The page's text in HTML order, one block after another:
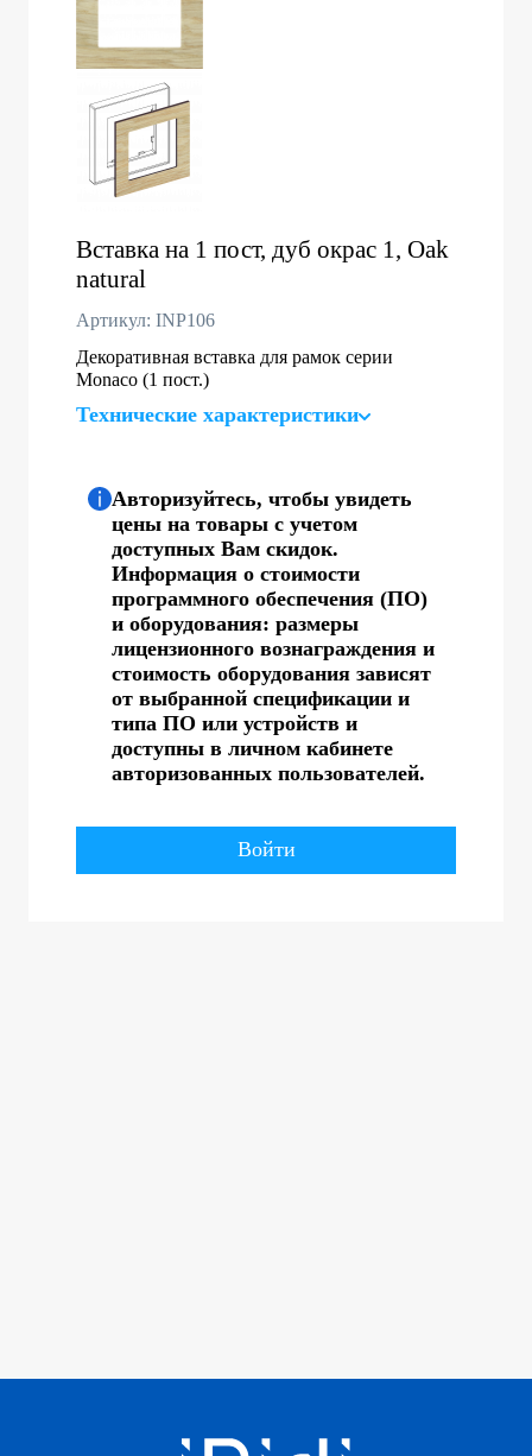
Вставка на 1 пост, дуб окрас 1, Oak
natural
Артикул: INP106
Декоративная вставка для рамок серии
Monaco (1 пост.)
Технические характеристики
Авторизуйтесь, чтобы увидеть
цены на товары с учетом
доступных Вам скидок.
Информация о стоимости
программного обеспечения (ПО)
и оборудования: размеры
лицензионного вознаграждения и
стоимость оборудования зависят
от выбранной спецификации и
типа ПО или устройств и
доступны в личном кабинете
авторизованных пользователей.
Войти